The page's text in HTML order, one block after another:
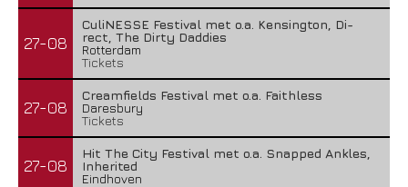
27-08
CuliNESSE Festival met o.a. Kensington, Di-
rect, The Dirty Daddies
Rotterdam
Tickets
27-08
Creamfields Festival met o.a. Faithless
Daresbury
Tickets
27-08
Hit The City Festival met o.a. Snapped Ankles,
Inherited
Eindhoven